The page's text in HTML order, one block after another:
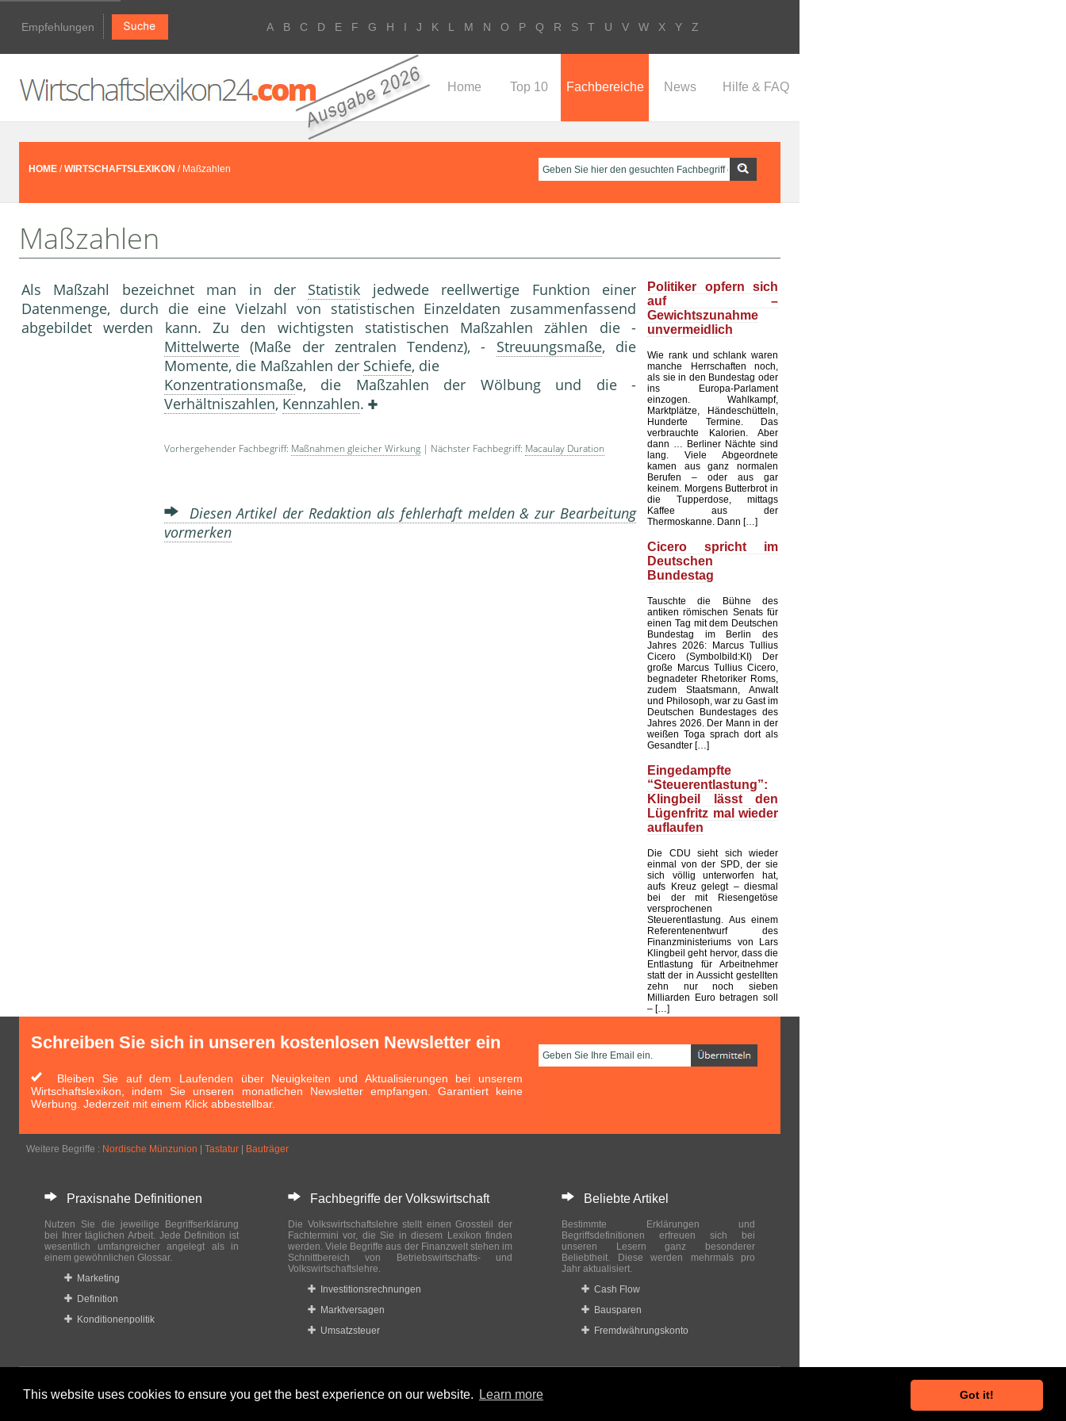
This website uses cookies to ensure you get the best experience on our website. Learn more Got it!
Empfehlungen A B C D E F G H I J K L M N O P Q R S T U V W X Y Z
Home Top 10 Fachbereiche News Hilfe & FAQ
HOME /WIRTSCHAFTSLEXIKON / Maßzahlen
Maßzahlen
Als Maßzahl bezeichnet man in der Statistik jedwede reellwertige Funktion einer
Datenmenge, durch die eine Vielzahl von statistischen Einzeldaten zusammenfassend
abgebildet werden kann. Zu den wichtigsten statistischen Maßzahlen zählen die -
Mittelwerte (Maße der zentralen Tendenz), - Streuungsmaße, die
Momente, die Maßzahlen der Schiefe, die
Konzentrationsmaße, die Maßzahlen der Wölbung und die -
Verhältniszahlen, Kennzahlen.
Vorhergehender Fachbegriff: Maßnahmen gleicher Wirkung | Nächster Fachbegriff: Macaulay Duration
Diesen Artikel der Redaktion als fehlerhaft melden & zur Bearbeitung
vormerken
Politiker opfern sich
auf –
Gewichtszunahme
unvermeidlich
Wie rank und schlank waren
manche Herrschaften noch,
als sie in den Bundestag oder
ins Europa-Parlament
einzogen. Wahlkampf,
Marktplätze, Händeschütteln,
Hunderte Termine. Das
verbrauchte Kalorien. Aber
dann … Berliner Nächte sind
lang. Viele Abgeordnete
kamen aus ganz normalen
Berufen – oder aus gar
keinem. Morgens Butterbrot in
die Tupperdose, mittags
Kaffee aus der
Thermoskanne. Dann […]
Cicero spricht im
Deutschen
Bundestag
Tauschte die Bühne des
antiken römischen Senats für
einen Tag mit dem Deutschen
Bundestag im Berlin des
Jahres 2026: Marcus Tullius
Cicero (Symbolbild:KI) Der
große Marcus Tullius Cicero,
begnadeter Rhetoriker Roms,
zudem Staatsmann, Anwalt
und Philosoph, war zu Gast im
Deutschen Bundestages des
Jahres 2026. Der Mann in der
weißen Toga sprach dort als
Gesandter […]
Eingedampfte
“Steuerentlastung”:
Klingbeil lässt den
Lügenfritz mal wieder
auflaufen
Die CDU sieht sich wieder
einmal von der SPD, der sie
sich völlig unterworfen hat,
aufs Kreuz gelegt – diesmal
bei der mit Riesengetöse
versprochenen
Steuerentlastung. Aus einem
Referentenentwurf des
Finanzministeriums von Lars
Klingbeil geht hervor, dass die
Entlastung für Arbeitnehmer
statt der in Aussicht gestellten
zehn nur noch sieben
Milliarden Euro betragen soll
– […]
Schreiben Sie sich in unseren kostenlosen Newsletter ein
Bleiben Sie auf dem Laufenden über Neuigkeiten und Aktualisierungen bei unserem
Wirtschaftslexikon, indem Sie unseren monatlichen Newsletter empfangen. Garantiert keine
Werbung. Jederzeit mit einem Klick abbestellbar.
Weitere Begriffe : Nordische Münzunion Tastatur Bauträger
Praxisnahe Definitionen
Nutzen Sie die jeweilige Begriffserklärung
bei Ihrer täglichen Arbeit. Jede Definition ist
wesentlich umfangreicher angelegt als in
einem gewöhnlichen Glossar.
Marketing
Definition
Konditionenpolitik
Fachbegriffe der Volkswirtschaft
Die Volkswirtschaftslehre stellt einen Grossteil der
Fachtermini vor, die Sie in diesem Lexikon finden
werden. Viele Begriffe aus der Finanzwelt stehen im
Schnittbereich von Betriebswirtschafts- und
Volkswirtschaftslehre.
Investitionsrechnungen
Marktversagen
Umsatzsteuer
Beliebte Artikel
Bestimmte Erklärungen und
Begriffsdefinitionen erfreuen sich bei
unseren Lesern ganz besonderer
Beliebtheit. Diese werden mehrmals pro
Jahr aktualisiert.
Cash Flow
Bausparen
Fremdwährungskonto